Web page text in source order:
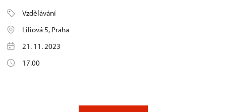
Vzdělávání
Liliová 5, Praha
21. 11. 2023
17.00